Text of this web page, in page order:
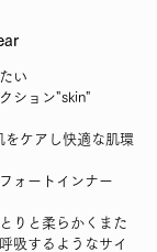
い
ション"skin"
をケアし快適な肌環
ォートインナー
りと柔らかくまた
吸するようなサイ